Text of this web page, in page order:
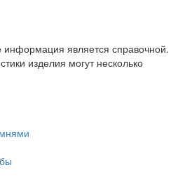
информация является справочной.
изделия могут несколько